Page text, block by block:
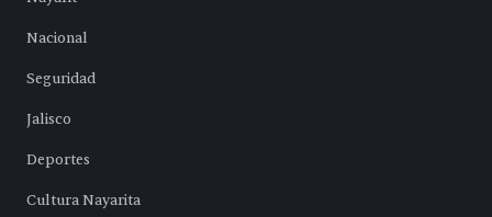
Nacional
Seguridad
Jalisco
Deportes
Cultura Nayarita